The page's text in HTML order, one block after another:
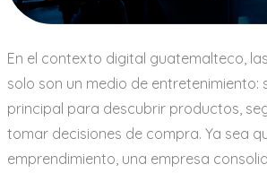
En el contexto digital guatemalteco,
solo son un medio de entretenimiento:
principal para descubrir productos,
tomar decisiones de compra. Ya sea
emprendimiento, una empresa